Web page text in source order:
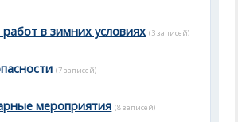
в зимних условиях (3 записей)
(7 записей)
мероприятия (8 записей)